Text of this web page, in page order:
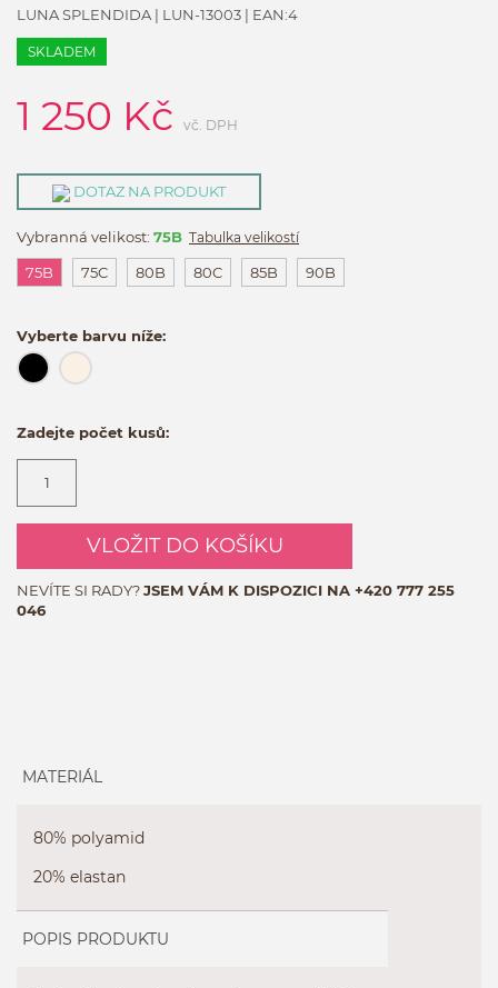
LUNA SPLENDIDA | LUN-13003 | EAN:4
SKLADEM
1 250 Kč vč. DPH
DOTAZ NA PRODUKT
Vybranná velikost: 75B Tabulka velikostí
75B 75C 80B 80C 85B 90B
Vyberte barvu níže:
Zadejte počet kusů:
VLOŽIT DO KOŠÍKU
NEVÍTE SI RADY?JSEM VÁM K DISPOZICI NA +420 777 255
046
MATERIÁL
80% polyamid
20% elastan
POPIS PRODUKTU